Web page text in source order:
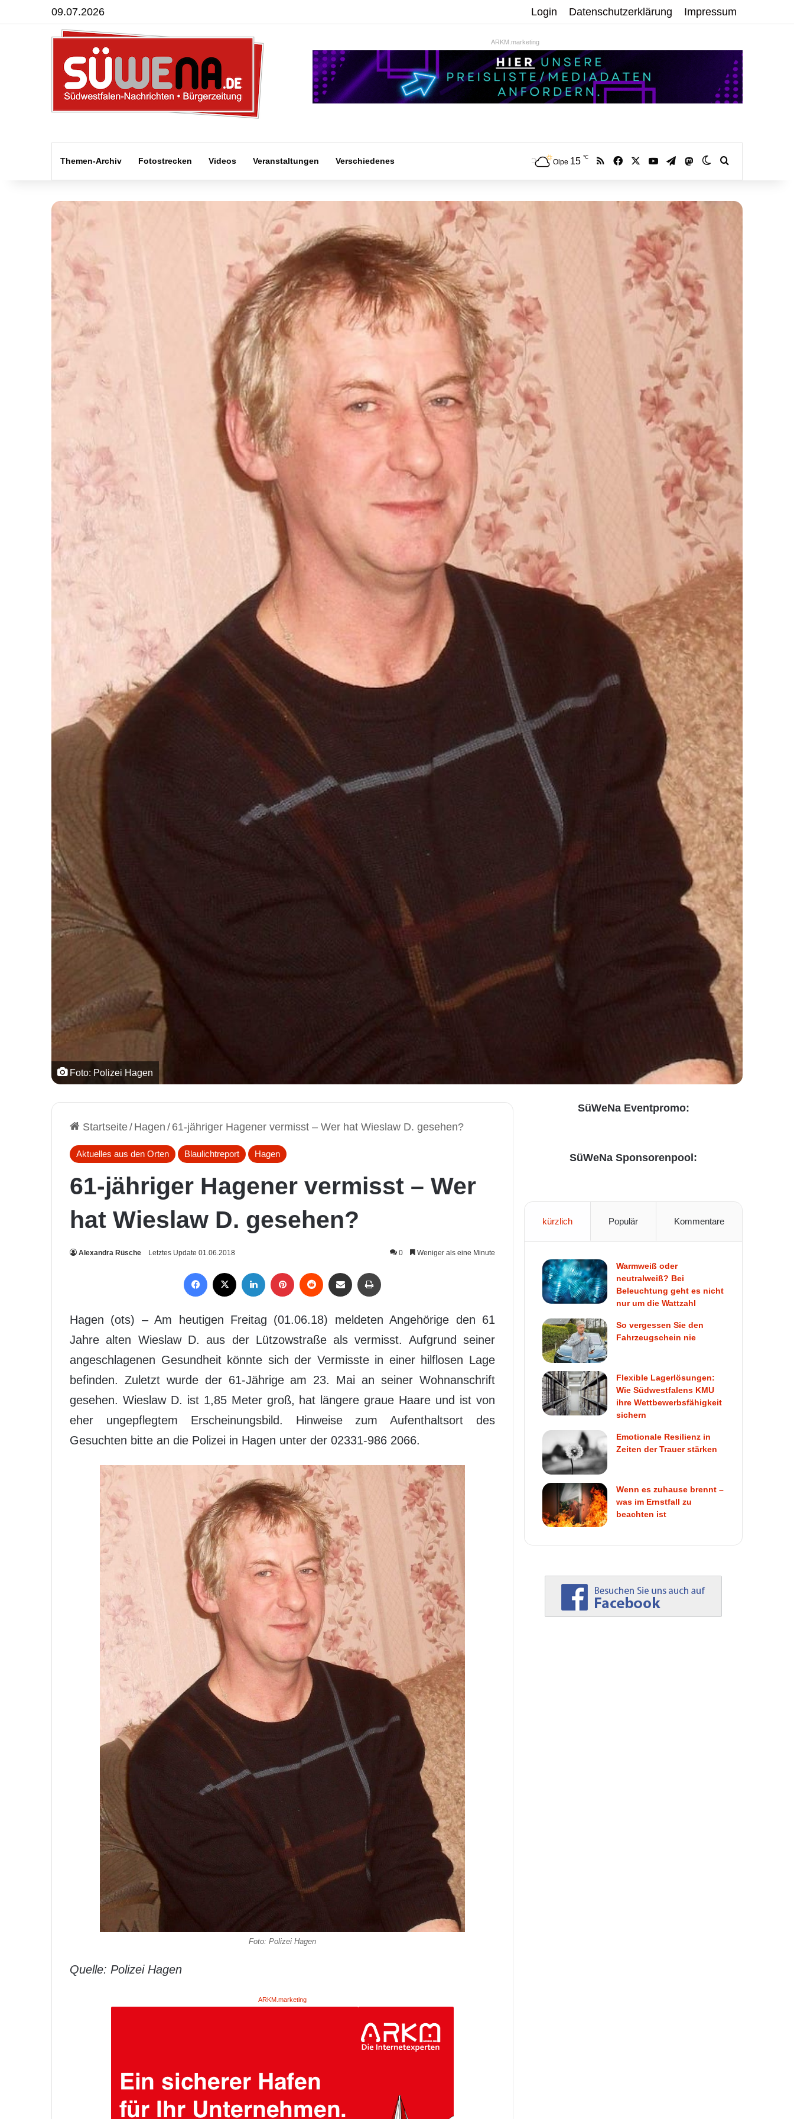
09.07.2026 Login Datenschutzerklärung Impressum
ARKM.marketing
Themen-Archiv Fotostrecken Videos Veranstaltungen Verschiedenes Olpe 15 ℃ RSS Facebook YouTubeTelegramMastodonSkin umschalten
Foto: Polizei Hagen
Startseite/ Hagen / 61-jähriger Hagener vermisst – Wer hat Wieslaw D. gesehen?
Aktuelles aus den Orten Blaulichtreport Hagen
61-jähriger Hagener vermisst – Wer
hat Wieslaw D. gesehen?
Alexandra Rüsche Letztes Update 01.06.2018 0 Weniger als eine Minute
Hagen (ots) – Am heutigen Freitag (01.06.18) meldeten Angehörige den 61
Jahre alten Wieslaw D. aus der Lützowstraße als vermisst. Aufgrund seiner
angeschlagenen Gesundheit könnte sich der Vermisste in einer hilflosen Lage
befinden. Zuletzt wurde der 61-Jährige am 23. Mai an seiner Wohnanschrift
gesehen. Wieslaw D. ist 1,85 Meter groß, hat längere graue Haare und ist von
eher ungepflegtem Erscheinungsbild. Hinweise zum Aufenthaltsort des
Gesuchten bitte an die Polizei in Hagen unter der 02331-986 2066.
Foto: Polizei Hagen
Quelle: Polizei Hagen
ARKM.marketing
SüWeNa Eventpromo:
SüWeNa Sponsorenpool:
kürzlich Populär Kommentare
Warmweiß oder
neutralweiß? Bei
Beleuchtung geht es nicht
nur um die Wattzahl
So vergessen Sie den
Fahrzeugschein nie
Flexible Lagerlösungen:
Wie Südwestfalens KMU
ihre Wettbewerbsfähigkeit
sichern
Emotionale Resilienz in
Zeiten der Trauer stärken
Wenn es zuhause brennt –
was im Ernstfall zu
beachten ist